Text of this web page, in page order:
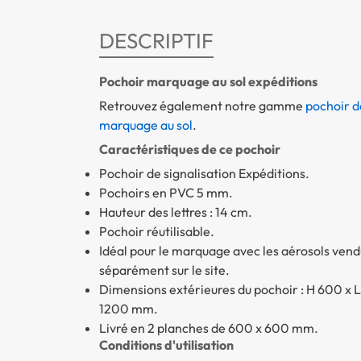
DESCRIPTIF
Pochoir marquage au sol expéditions
Retrouvez également notre gamme pochoir
marquage au sol.
Caractéristiques de ce pochoir
Pochoir de signalisation Expéditions.
Pochoirs en PVC 5 mm.
Hauteur des lettres : 14 cm.
Pochoir réutilisable.
Idéal pour le marquage avec les aérosols
séparément sur le site.
Dimensions extérieures du pochoir : H 600 x L
1200 mm.
Livré en 2 planches de 600 x 600 mm.
Conditions d'utilisation